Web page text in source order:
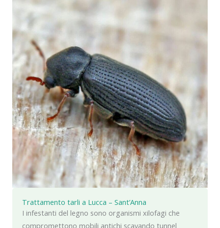
Trattamento tarli a Lucca – Sant’Anna
I infestanti del legno sono organismi xilofagi che
compromettono mobili antichi scavando tunnel